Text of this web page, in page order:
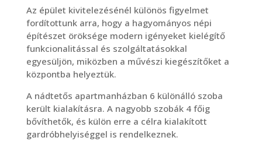
Az épület kivitelezésénél különös figyelmet
fordítottunk arra, hogy a hagyományos népi
építészet öröksége modern igényeket kielégítő
funkcionalitással és szolgáltatásokkal
egyesüljön, miközben a művészi kiegészítőket a
központba helyeztük.
A nádtetős apartmanházban 6 különálló szoba
került kialakításra. A nagyobb szobák 4 főig
bővíthetők, és külön erre a célra kialakított
gardróbhelyiséggel is rendelkeznek.